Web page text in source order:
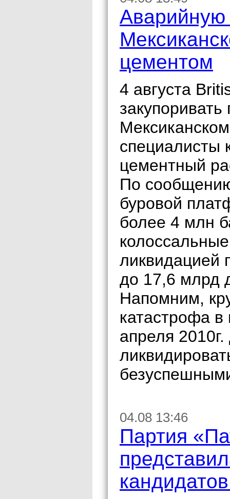
Аварийную
цементом
4 августа
специалисты
цементный
По
буровой
более 4 млн
ликвидацией
до 17,6 млрд
Напомним,
катастрофа
апреля
04.08 13:46
Партия